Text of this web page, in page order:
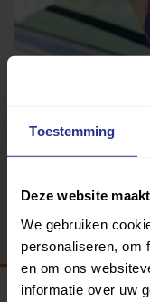
Toestemming
Deze website
We gebruiken
personaliseren, om
en om ons
informatie over uw